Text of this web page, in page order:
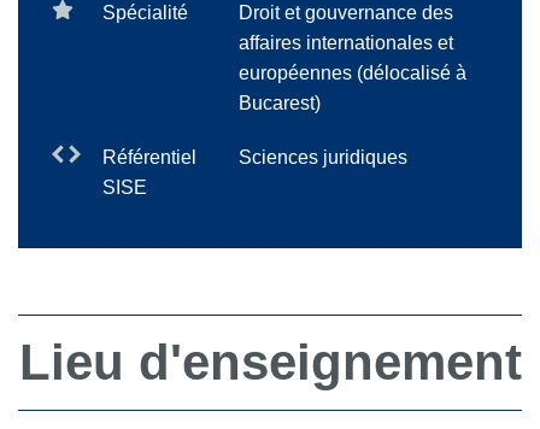
Spécialité
Droit et gouvernance des
affaires internationales et
européennes (délocalisé à
Bucarest)
Référentiel
SISE
Sciences juridiques
Lieu d'enseignement